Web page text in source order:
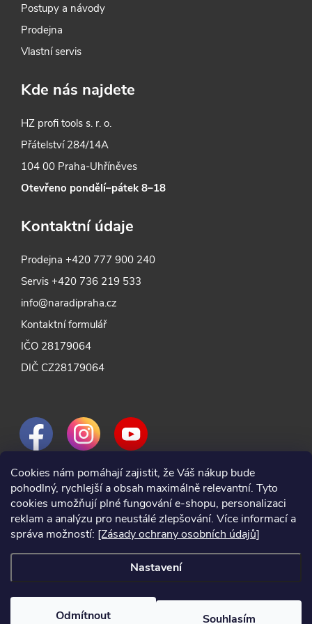
Cookies nám pomáhají zajistit, že Váš nákup bude
pohodlný, rychlejší a obsah maximálně relevantní. Tyto
cookies umožňují plné fungování e-shopu, personalizaci
reklam a analýzu pro neustálé zlepšování. Více informací a
správa možností: [Zásady ochrany osobních údajů]
Nastavení
Odmítnout Souhlasím
Postupy a návody
Prodejna
Vlastní servis
Kde nás najdete
HZ profi tools s. r. o.
Přátelství 284/14A
104 00 Praha-Uhříněves
Otevřeno pondělí–pátek 8–18
Kontaktní údaje
Prodejna+420 777 900 240
Servis+420 736 219 533
info@naradipraha.cz
Kontaktní formulář
IČO 28179064
DIČ CZ28179064